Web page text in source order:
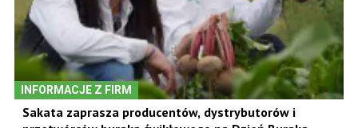
INFORMACJE Z FIRM
Sakata zaprasza producentów, dystrybutorów i